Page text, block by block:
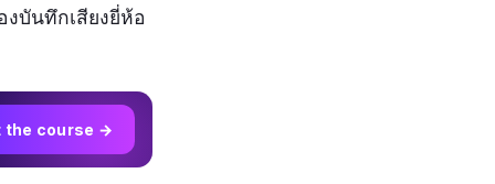
งบันทึกเสียงยี่ห้อ
the course →